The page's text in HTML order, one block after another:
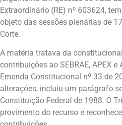
Extraordinário (RE) nº 603624,
objeto das sessões plenárias de
Corte.
A matéria tratava da
contribuições ao SEBRAE, APEX
Emenda Constitucional nº 33 de
alterações, incluiu um parágrafo
Constituição Federal de 1988. O
provimento do recurso e